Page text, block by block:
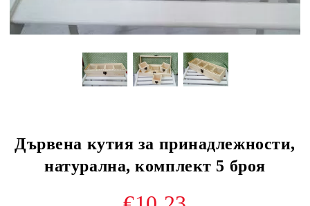
Дървена кутия за принадлежности,
натурална, комплект 5 броя